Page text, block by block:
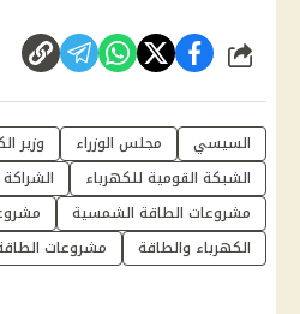
شارك
السيسي مجلس الوزراء وزير
الشبكة القومية للكهرباء
مشروعات الطاقة الشمسية
الكهرباء والطاقة
مشروعات